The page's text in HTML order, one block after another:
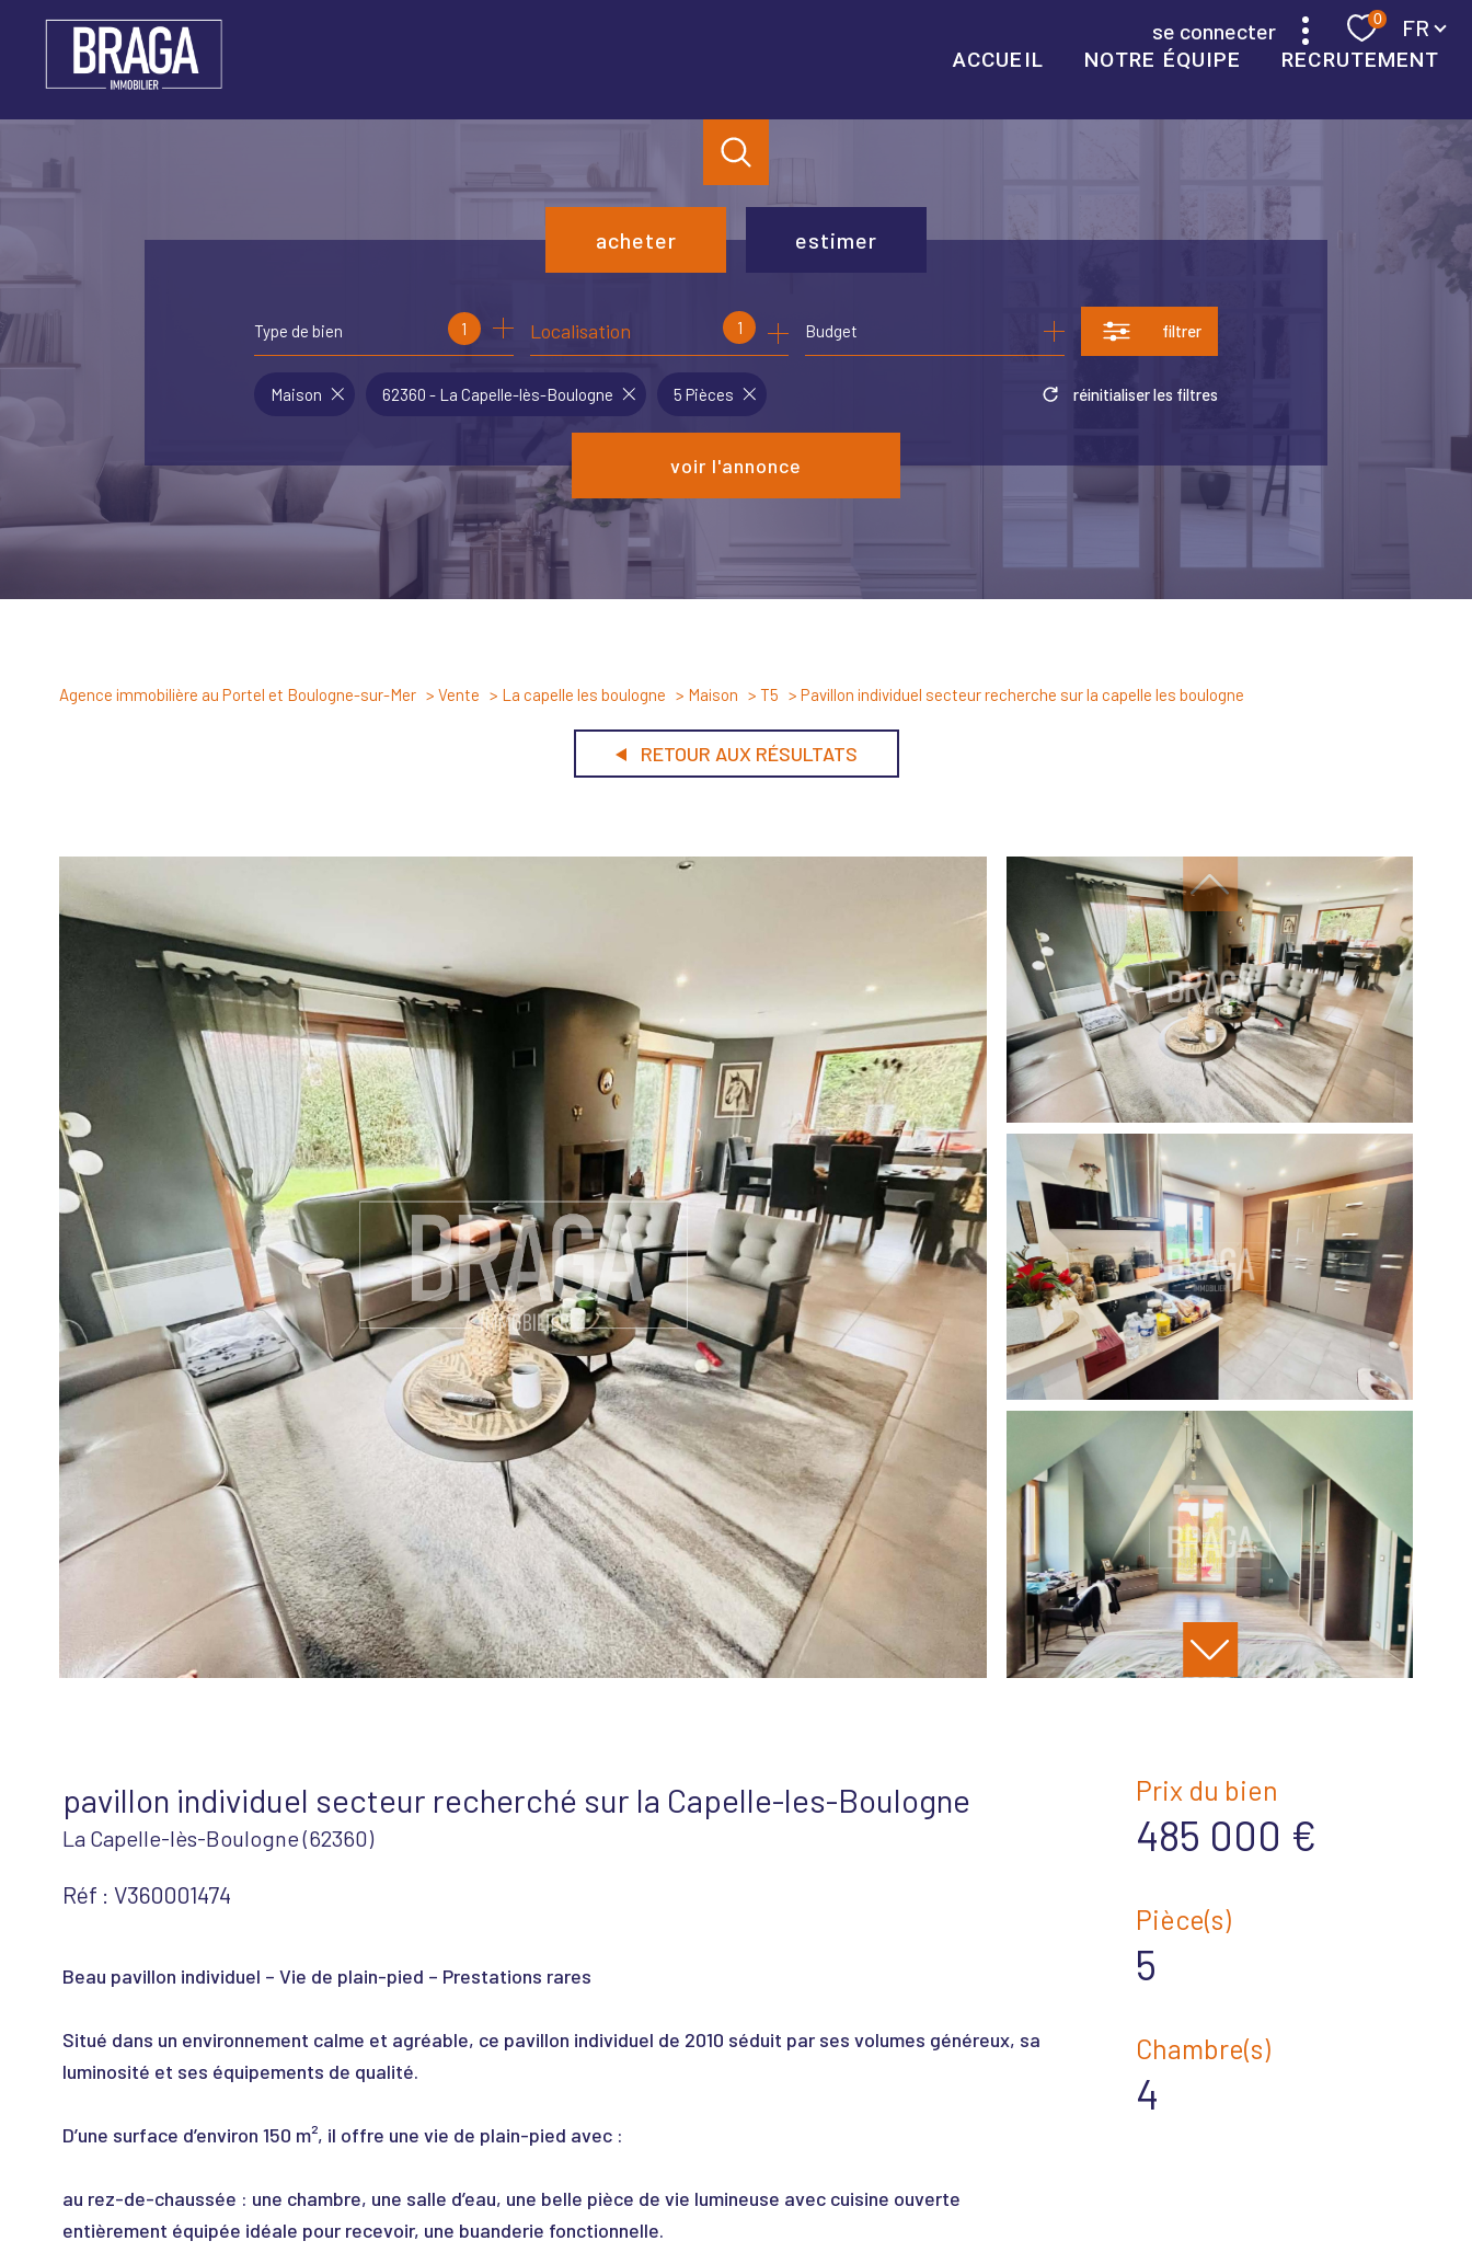
se connecter 0 FR
ACCUEIL NOTRE ÉQUIPE RECRUTEMENT
acheter
de l'immo pro
estimer
Type de bien 1 1
Localisation Budget filtrer
voir l'annonce
Maison 62360 - La Capelle-lès-Boulogne 5 Pièces réinitialiser les filtres
Agence immobilière au Portel et Boulogne-sur-Mer Vente La capelle les boulogne Maison T5 Pavillon individuel secteur recherche sur la capelle les boulogne
RETOUR AUX RÉSULTATS
pavillon individuel secteur recherché sur la Capelle-les-Boulogne
La Capelle-lès-Boulogne (62360)
Réf : V360001474
Beau pavillon individuel – Vie de plain-pied – Prestations rares
Situé dans un environnement calme et agréable, ce pavillon individuel de 2010 séduit par ses volumes généreux, sa
luminosité et ses équipements de qualité.
D’une surface d’environ 150 m², il offre une vie de plain-pied avec :
au rez-de-chaussée : une chambre, une salle d’eau, une belle pièce de vie lumineuse avec cuisine ouverte
entièrement équipée idéale pour recevoir, une buanderie fonctionnelle.
Prix du bien
485 000 €
Pièce(s)
5
Chambre(s)
4